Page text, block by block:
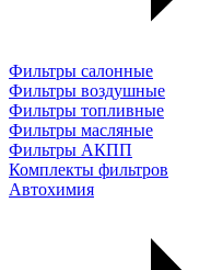
Фильтры салонные
Фильтры воздушные
Фильтры топливные
Фильтры масляные
Фильтры АКПП
Комплекты фильтров
Автохимия